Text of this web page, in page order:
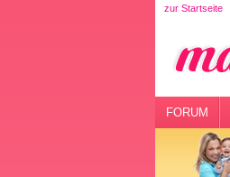
zur Startseite
FORUM